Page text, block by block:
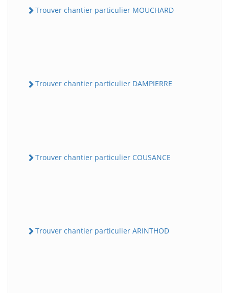
Trouver chantier particulier MOUCHARD
Trouver chantier particulier DAMPIERRE
Trouver chantier particulier COUSANCE
Trouver chantier particulier ARINTHOD